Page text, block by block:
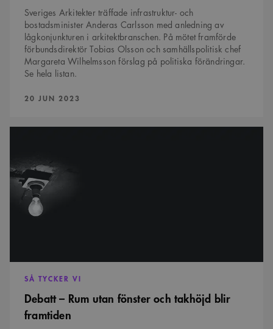
Sveriges Arkitekter träffade infrastruktur- och
bostadsminister Anderas Carlsson med anledning av
lågkonjunkturen i arkitektbranschen. På mötet framförde
förbundsdirektör Tobias Olsson och samhällspolitisk chef
Margareta Wilhelmsson förslag på politiska förändringar.
Se hela listan.
PUBLICERAD:
20 JUN 2023
Debatt
fönster
och
takhöjd
framtiden
SÅ TYCKER VI
Debatt – Rum utan fönster och takhöjd blir
framtiden